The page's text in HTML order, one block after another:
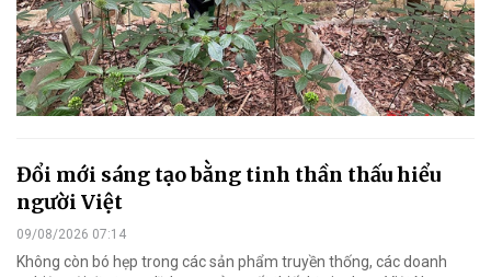
Đổi mới sáng tạo bằng tinh thần thấu hiểu
người Việt
09/08/2026 07:14
Không còn bó hẹp trong các sản phẩm truyền thống, các doanh